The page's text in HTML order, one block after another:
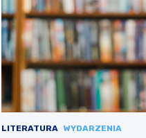
LITERATURA WYDARZENIA